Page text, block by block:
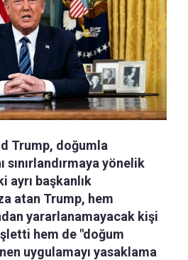
Trump, doğumla
sınırlandırmaya yönelik
ayrı başkanlık
atan Trump, hem
yararlanamayacak kişi
hem de "doğum
uygulamayı yasaklama